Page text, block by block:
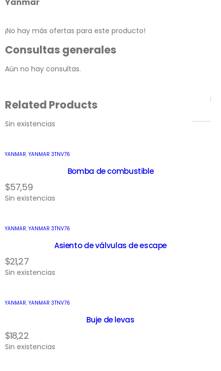
¡No hay más ofertas para este producto!
Consultas generales
Aún no hay consultas.
Related Products
Sin existencias
YANMAR, YANMAR 3TNV76
Bomba de combustible
$57,59
Sin existencias
YANMAR, YANMAR 3TNV76
Asiento de válvulas de escape
$21,27
Sin existencias
YANMAR, YANMAR 3TNV76
Buje de levas
$18,22
Sin existencias